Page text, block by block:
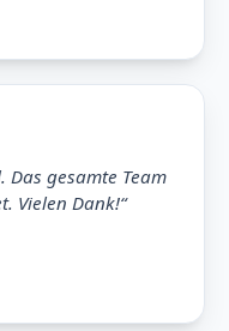
gesamte Team
Vielen Dank!“